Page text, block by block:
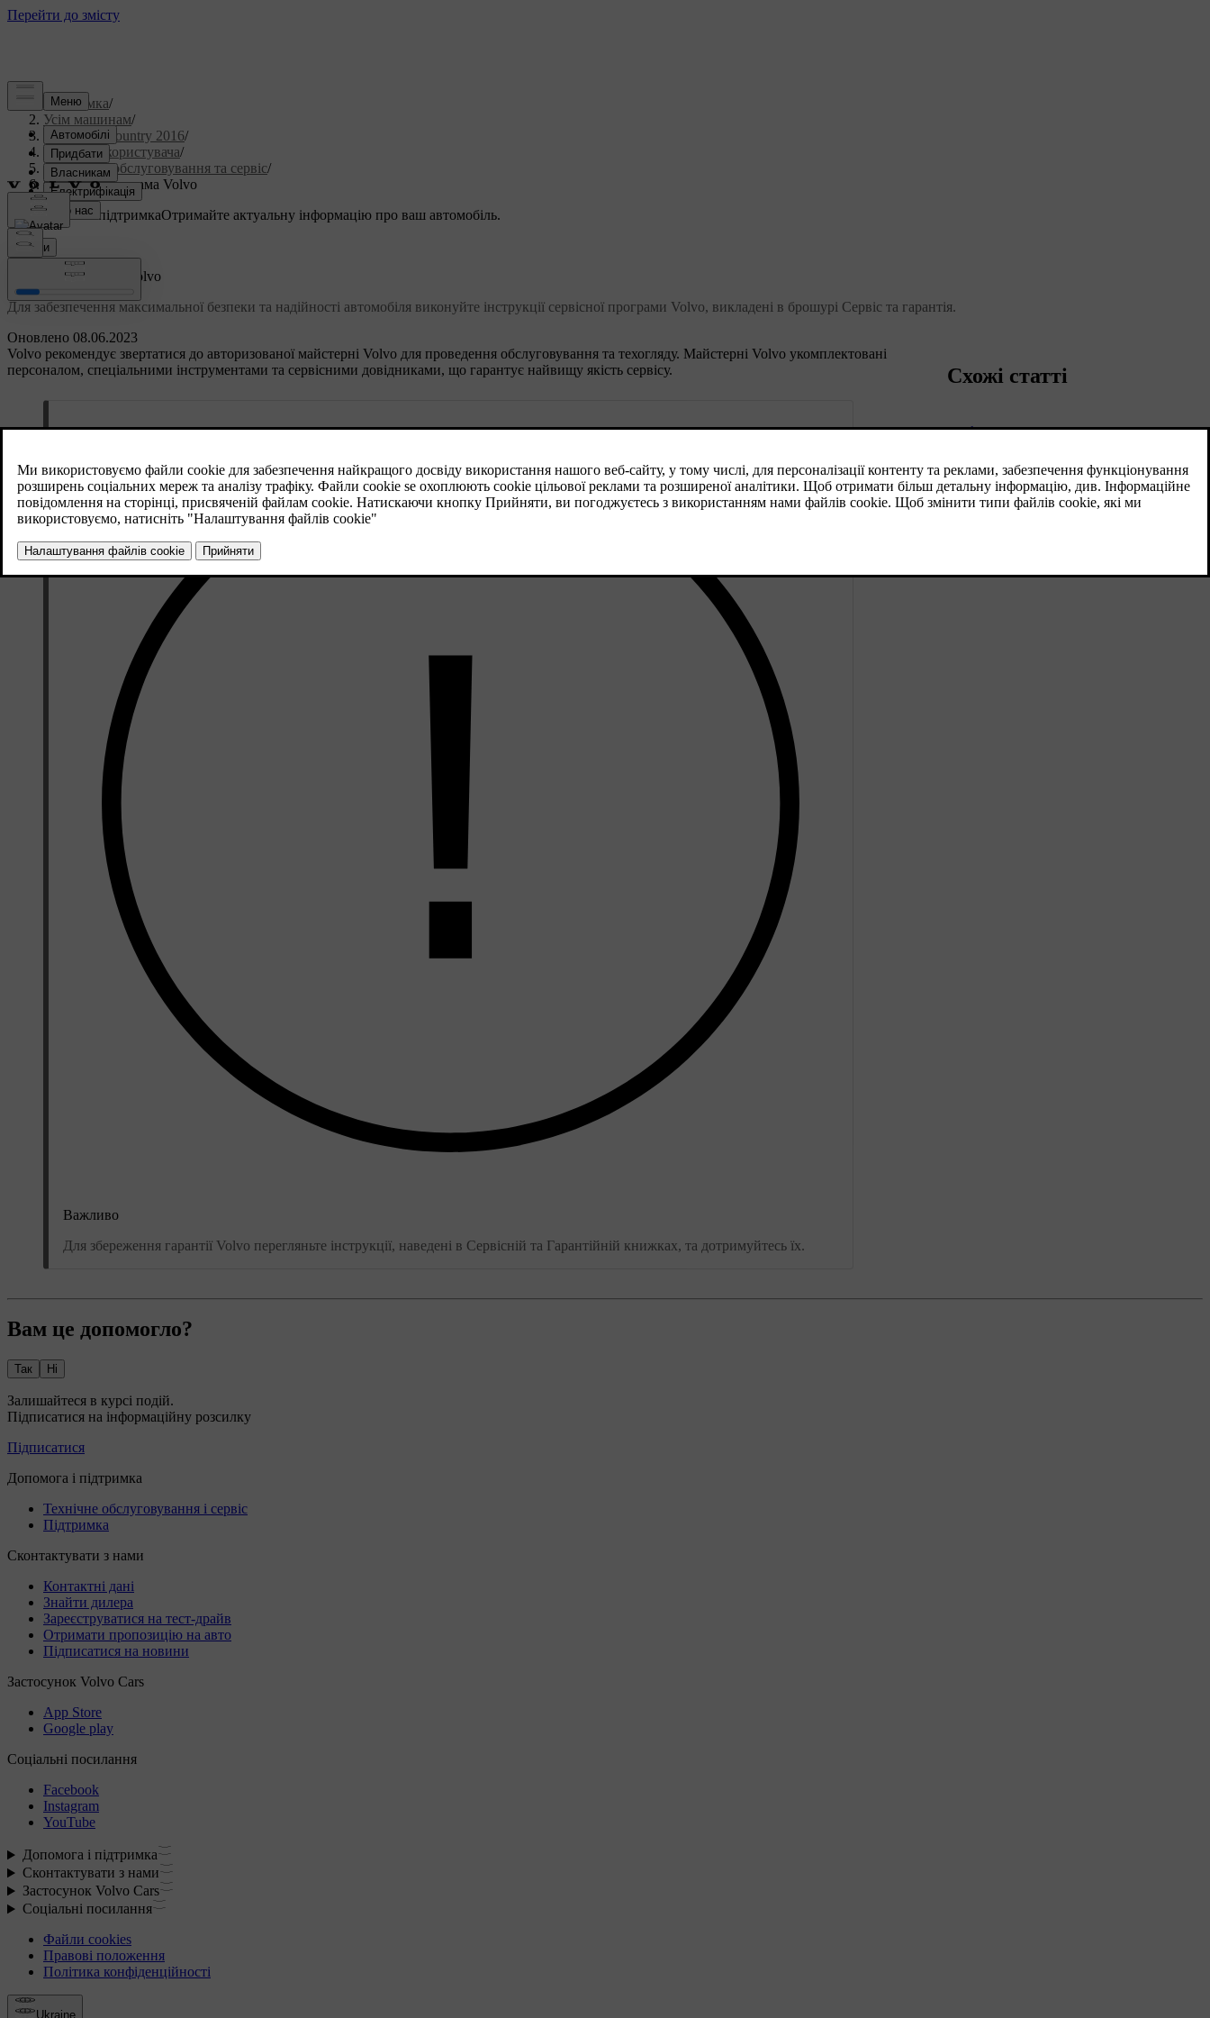
Підтримка/
Усім машинам/
S60 Cross Country 2016/
Посібник користувача/
Технічне обслуговування та сервіс/
Сервісна програма Volvo
Індивідуальна підтримкаОтримайте актуальну інформацію про ваш автомобіль.
Ввійти
Оновлено 08.06.2023
Сервісна програма Volvo
Для забезпечення максимальної безпеки та надійності автомобіля виконуйте інструкції сервісної програми Volvo, викладені в брошурі Сервіс та гарантія.
Volvo рекомендує звертатися до авторизованої майстерні Volvo для проведення обслуговування та техогляду. Майстерні Volvo укомплектовані
персоналом, спеціальними інструментами та сервісними довідниками, що гарантує найвищу якість сервісу.
Важливо
Для збереження гарантії Volvo перегляньте інструкції, наведені в Сервісній та Гарантійній книжках, та дотримуйтесь їх.
Схожі статті
Клімат-контроль - пошук та
Сервісне обслуговування та ремонт
системи кондиціонування
Вам це допомогло?
Так Ні